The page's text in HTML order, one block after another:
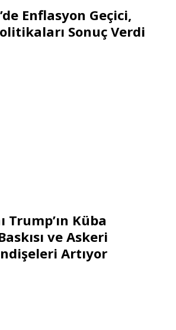
Enflasyon Geçici,
Sonuç Verdi
Trump’ın Küba
ve Askeri
Artıyor